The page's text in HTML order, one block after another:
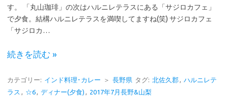
す。 「丸山珈琲」の次はハルニレテラスにある「サジロカフェ」
で夕食。結構ハルニレテラスを満喫してますね(笑) サジロカフェ
「サジロカ…
続きを読む »
カテゴリー: インド料理･カレー ＞ 長野県 タグ: 北佐久郡
ハルニレテ
ラス
☆6 ディナー(夕食) 2017年7月長野&山梨